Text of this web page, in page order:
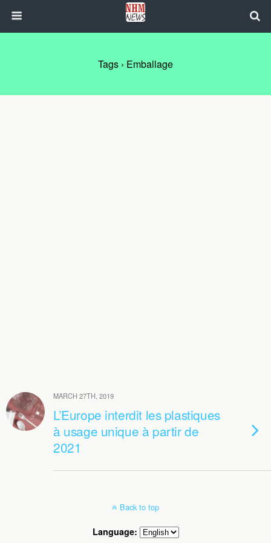
Tags › Emballage
MARCH 27TH, 2019
L’Europe interdit les plastiques
à usage unique à partir de
2021
Back to top
Language: